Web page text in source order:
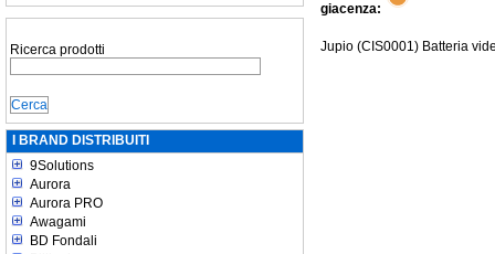
Ricerca prodotti
I BRAND DISTRIBUITI
9Solutions
Aurora
Aurora PRO
Awagami
BD Fondali
giacenza:
Jupio (CIS0001) Batteria